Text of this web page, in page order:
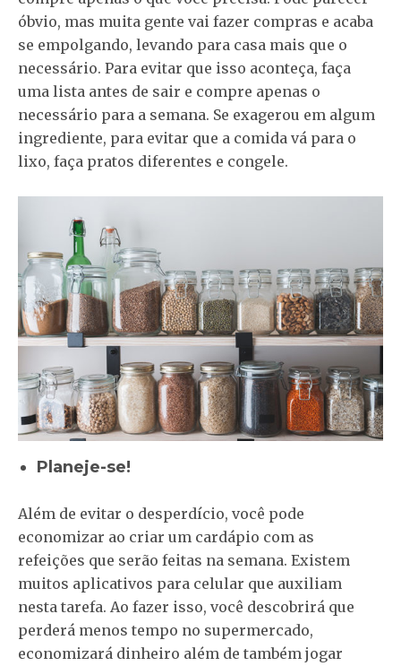
óbvio, mas muita gente vai fazer compras e acaba
se empolgando, levando para casa mais que o
necessário. Para evitar que isso aconteça, faça
uma lista antes de sair e compre apenas o
necessário para a semana. Se exagerou em algum
ingrediente, para evitar que a comida vá para o
lixo, faça pratos diferentes e congele.
Planeje-se!
Além de evitar o desperdício, você pode
economizar ao criar um cardápio com as
refeições que serão feitas na semana. Existem
muitos aplicativos para celular que auxiliam
nesta tarefa. Ao fazer isso, você descobrirá que
perderá menos tempo no supermercado,
economizará dinheiro além de também jogar